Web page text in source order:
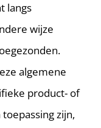
langs
wijze
algemene
product- of
zijn,